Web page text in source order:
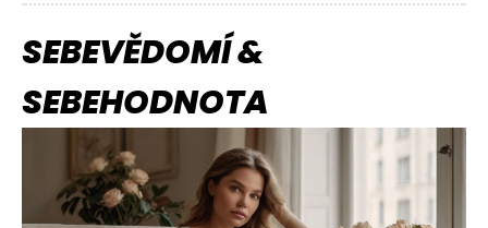
SEBEVĚDOMÍ &
SEBEHODNOTA